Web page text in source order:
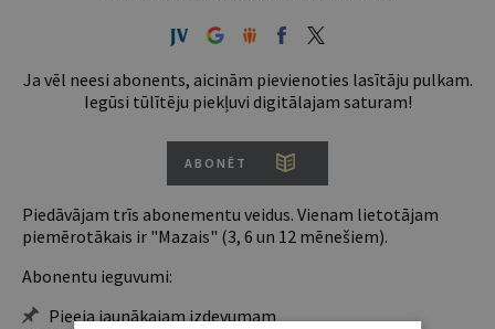
Ja vēl neesi abonents, aicinām pievienoties lasītāju pulkam.
Iegūsi tūlītēju piekļuvi digitālajam saturam!
ABONĒT
Piedāvājam trīs abonementu veidus. Vienam lietotājam
piemērotākais ir "Mazais" (3, 6 un 12 mēnešiem).
Abonentu ieguvumi:
Pieeja jaunākajam izdevumam